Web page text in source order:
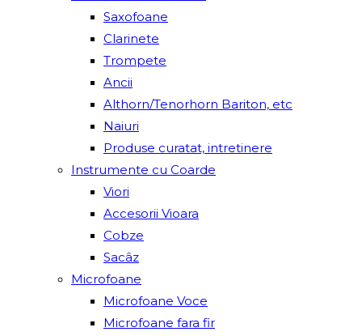
Saxofoane
Clarinete
Trompete
Ancii
Althorn/Tenorhorn Bariton, etc
Naiuri
Produse curatat, intretinere
Instrumente cu Coarde
Viori
Accesorii Vioara
Cobze
Sacâz
Microfoane
Microfoane Voce
Microfoane fara fir